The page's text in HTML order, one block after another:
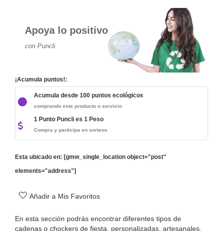
Apoya lo positivo
con Puncli
¡Acumula puntos!:
Acumula desde 100 puntos ecológicos
comprando este producto o servicio
1 Punto Puncli es 1 Peso
Compra y participa en sorteos
Esta ubicado en: [gmw_single_location object="post"
elements="address"]
Añadir a Mis Favoritos
En esta sección podrás encontrar diferentes tipos de
cadenas o chockers de fiesta, personalizadas, artesanales,